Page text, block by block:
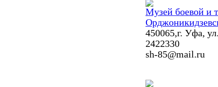
Музей боевой и
450065,г. Уфа,
2422330
sh-85@mail.ru